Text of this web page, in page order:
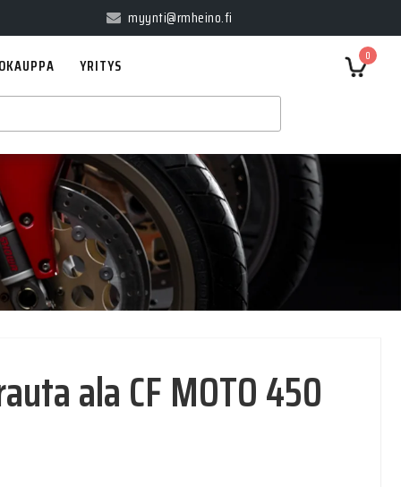
myynti@rmheino.fi
0
YRITYS
ala CF MOTO 450